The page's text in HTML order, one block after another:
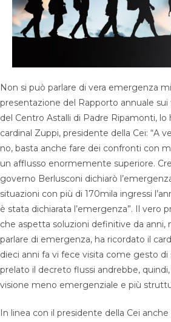
Non si può parlare di vera emergenza
presentazione del Rapporto annuale
del Centro Astalli di Padre Ripamonti,
cardinal Zuppi, presidente della Cei: “A
no, basta anche fare dei confronti con
un afflusso enormemente superiore.
governo Berlusconi dichiarò
situazioni con più di 170mila ingressi
è stata dichiarata l’emergenza”. Il vero
che aspetta soluzioni definitive da anni,
parlare di emergenza, ha ricordato il
dieci anni fa vi fece visita come gesto di
prelato il decreto flussi andrebbe,
visione meno emergenziale e più
In linea con il presidente della Cei